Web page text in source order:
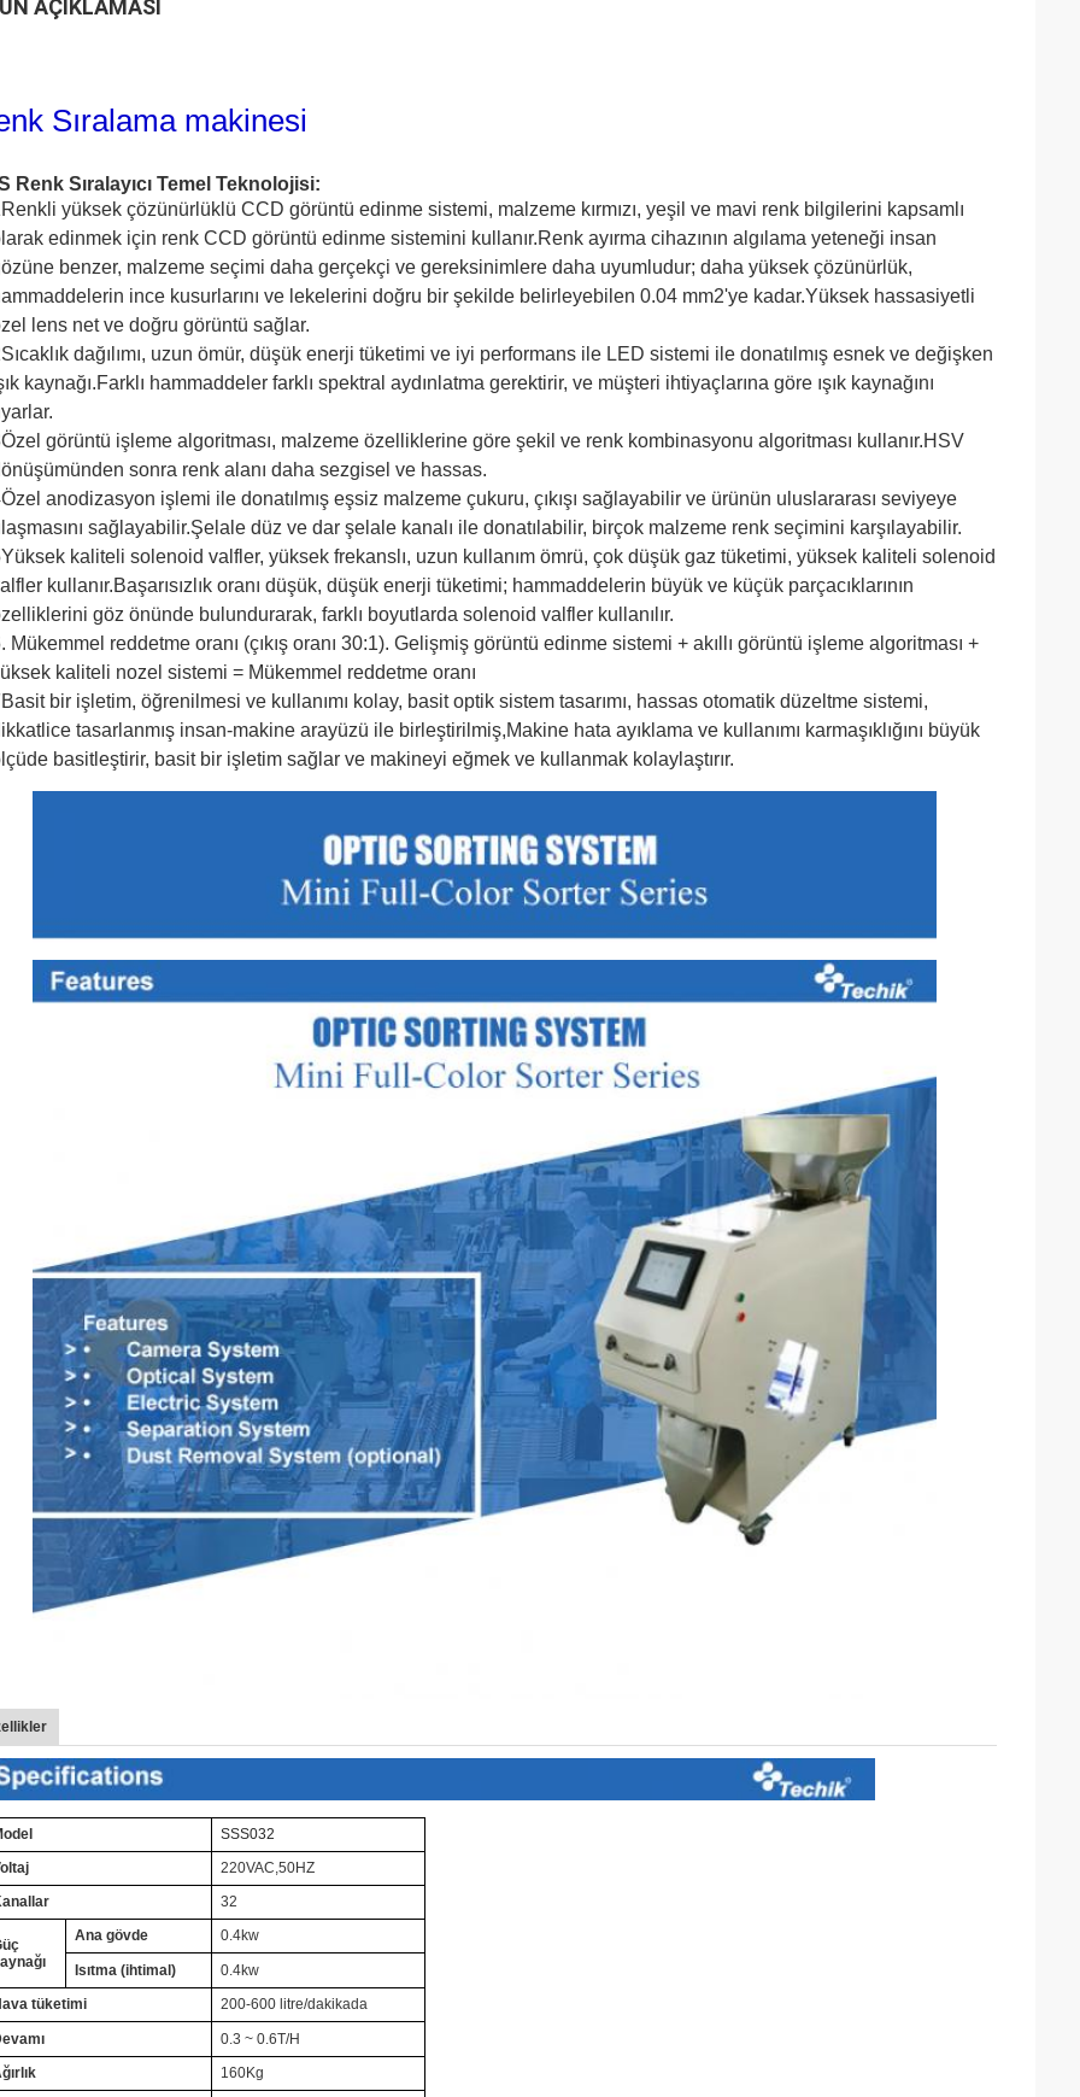
AÇIKLAMASI
Sıralama makinesi
Renk Sıralayıcı Temel Teknolojisi:
yüksek çözünürlüklü CCD görüntü edinme sistemi, malzeme kırmızı, yeşil ve mavi renk bilgilerini kapsamlı
edinmek için renk CCD görüntü edinme sistemini kullanır.Renk ayırma cihazının algılama yeteneği insan
benzer, malzeme seçimi daha gerçekçi ve gereksinimlere daha uyumludur; daha yüksek çözünürlük,
ince kusurlarını ve lekelerini doğru bir şekilde belirleyebilen 0.04 mm2'ye kadar.Yüksek hassasiyetli
lens net ve doğru görüntü sağlar.
dağılımı, uzun ömür, düşük enerji tüketimi ve iyi performans ile LED sistemi ile donatılmış esnek ve değişken
kaynağı.Farklı hammaddeler farklı spektral aydınlatma gerektirir, ve müşteri ihtiyaçlarına göre ışık kaynağını
görüntü işleme algoritması, malzeme özelliklerine göre şekil ve renk kombinasyonu algoritması kullanır.HSV
sonra renk alanı daha sezgisel ve hassas.
anodizasyon işlemi ile donatılmış eşsiz malzeme çukuru, çıkışı sağlayabilir ve ürünün uluslararası seviyeye
sağlayabilir.Şelale düz ve dar şelale kanalı ile donatılabilir, birçok malzeme renk seçimini karşılayabilir.
kaliteli solenoid valfler, yüksek frekanslı, uzun kullanım ömrü, çok düşük gaz tüketimi, yüksek kaliteli solenoid
kullanır.Başarısızlık oranı düşük, düşük enerji tüketimi; hammaddelerin büyük ve küçük parçacıklarının
göz önünde bulundurarak, farklı boyutlarda solenoid valfler kullanılır.
Mükemmel reddetme oranı (çıkış oranı 30:1). Gelişmiş görüntü edinme sistemi + akıllı görüntü işleme algoritması +
kaliteli nozel sistemi = Mükemmel reddetme oranı
bir işletim, öğrenilmesi ve kullanımı kolay, basit optik sistem tasarımı, hassas otomatik düzeltme sistemi,
tasarlanmış insan-makine arayüzü ile birleştirilmiş,Makine hata ayıklama ve kullanımı karmaşıklığını büyük
basitleştirir, basit bir işletim sağlar ve makineyi eğmek ve kullanmak kolaylaştırır.
SSS032
220VAC,50HZ
32
Ana gövde 0.4kw
Isıtma (ihtimal)
0.4kw
tüketimi
200-600 litre/dakikada
0.3 ~ 0.6T/H
160Kg